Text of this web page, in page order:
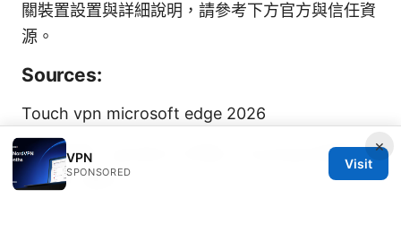
關裝置設置與詳細說明，請參考下方官方與信任資
源。
Sources:
Touch vpn microsoft edge 2026
2026年版：vpnはどこが良い？nordvpnを軸に徹
底比較・選び
×
VPN
SPONSORED
Visit